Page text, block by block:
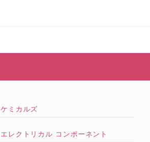
ケミカルズ
エレクトリカル コンポーネント